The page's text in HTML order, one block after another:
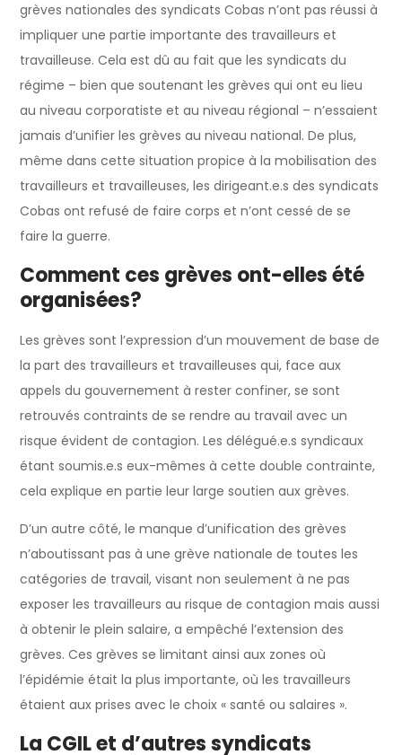
grèves nationales des syndicats Cobas n’ont pas réussi à
impliquer une partie importante des travailleurs et
travailleuse. Cela est dû au fait que les syndicats du
régime – bien que soutenant les grèves qui ont eu lieu
au niveau corporatiste et au niveau régional – n’essaient
jamais d’unifier les grèves au niveau national. De plus,
même dans cette situation propice à la mobilisation des
travailleurs et travailleuses, les dirigeant.e.s des syndicats
Cobas ont refusé de faire corps et n’ont cessé de se
faire la guerre.
Comment ces grèves ont-elles été
organisées?
Les grèves sont l’expression d’un mouvement de base de
la part des travailleurs et travailleuses qui, face aux
appels du gouvernement à rester confiner, se sont
retrouvés contraints de se rendre au travail avec un
risque évident de contagion. Les délégué.e.s syndicaux
étant soumis.e.s eux-mêmes à cette double contrainte,
cela explique en partie leur large soutien aux grèves.
D’un autre côté, le manque d’unification des grèves
n’aboutissant pas à une grève nationale de toutes les
catégories de travail, visant non seulement à ne pas
exposer les travailleurs au risque de contagion mais aussi
à obtenir le plein salaire, a empêché l’extension des
grèves. Ces grèves se limitant ainsi aux zones où
l’épidémie était la plus importante, où les travailleurs
étaient aux prises avec le choix « santé ou salaires ».
La CGIL et d’autres syndicats